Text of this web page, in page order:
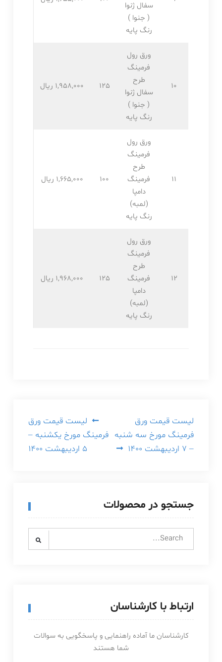
سفال ژنوا
( جنوا )
رنگ پایه
10
ورق رول
فرمینگ
طرح
سفال ژنوا
( جنوا )
رنگ پایه
125 1,958,۰۰۰ ریال
11
ورق رول
فرمینگ
طرح
فرمینگ
دامپا
(لمبه)
رنگ پایه
100 1,665,۰۰۰ ریال
12
ورق رول
فرمینگ
طرح
فرمینگ
دامپا
(لمبه)
رنگ پایه
125 1,968,۰۰۰ ریال
راهبری
نوشته
لیست قیمت ورق
فرمینگ مورخ یکشنبه –
۵ اردیبهشت ۱۴۰۰
لیست قیمت ورق
فرمینگ مورخ سه شنبه
– ۷ اردیبهشت ۱۴۰۰
جستجو در محصولات
Search
ارتباط با کارشناسان
کارشناسان ما آماده راهنمایی و پاسخگویی به سوالات
شما هستند